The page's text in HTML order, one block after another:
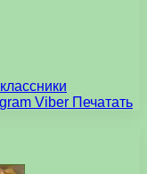
Viber Печатать